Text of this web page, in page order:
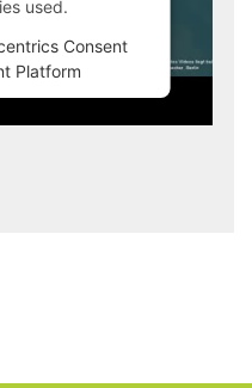
used.
Consent
Platform